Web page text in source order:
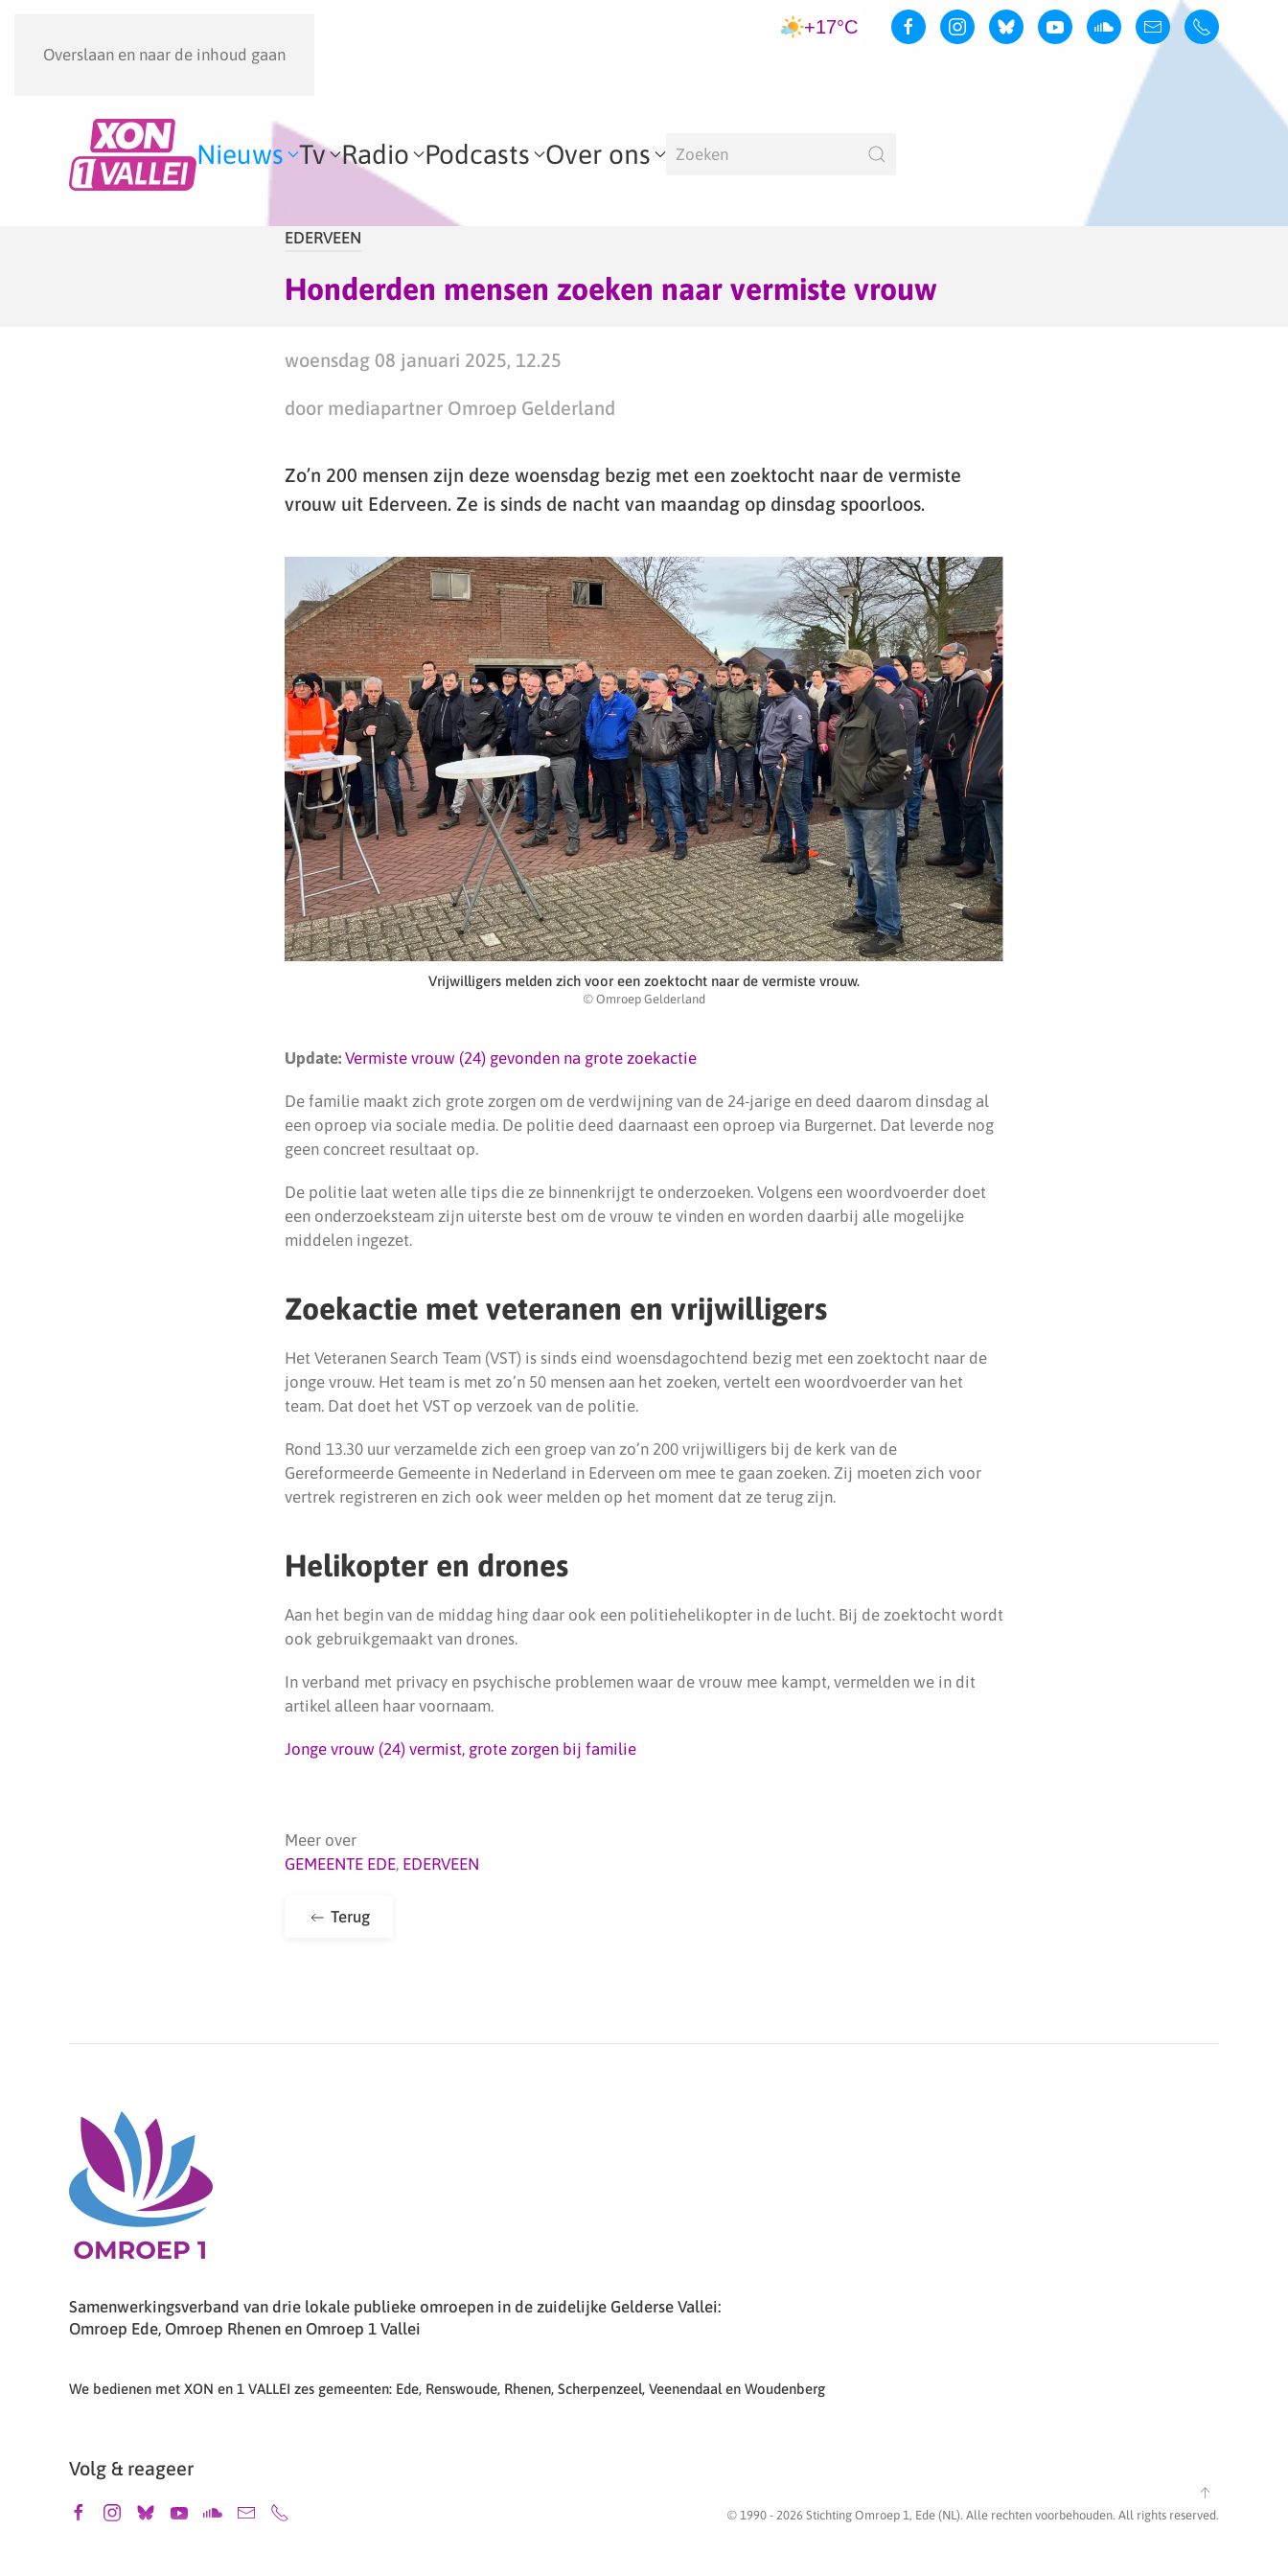
Overslaan en naar de inhoud gaan
+17°C
Nieuws Tv Radio Podcasts Over ons
EDERVEEN
Honderden mensen zoeken naar vermiste vrouw
woensdag 08 januari 2025, 12.25
door mediapartner Omroep Gelderland
Zo’n 200 mensen zijn deze woensdag bezig met een zoektocht naar de vermiste
vrouw uit Ederveen. Ze is sinds de nacht van maandag op dinsdag spoorloos.
Vrijwilligers melden zich voor een zoektocht naar de vermiste vrouw.
© Omroep Gelderland
Update: Vermiste vrouw (24) gevonden na grote zoekactie
De familie maakt zich grote zorgen om de verdwijning van de 24-jarige en deed daarom dinsdag al
een oproep via sociale media. De politie deed daarnaast een oproep via Burgernet. Dat leverde nog
geen concreet resultaat op.
De politie laat weten alle tips die ze binnenkrijgt te onderzoeken. Volgens een woordvoerder doet
een onderzoeksteam zijn uiterste best om de vrouw te vinden en worden daarbij alle mogelijke
middelen ingezet.
Zoekactie met veteranen en vrijwilligers
Het Veteranen Search Team (VST) is sinds eind woensdagochtend bezig met een zoektocht naar de
jonge vrouw. Het team is met zo’n 50 mensen aan het zoeken, vertelt een woordvoerder van het
team. Dat doet het VST op verzoek van de politie.
Rond 13.30 uur verzamelde zich een groep van zo’n 200 vrijwilligers bij de kerk van de
Gereformeerde Gemeente in Nederland in Ederveen om mee te gaan zoeken. Zij moeten zich voor
vertrek registreren en zich ook weer melden op het moment dat ze terug zijn.
Helikopter en drones
Aan het begin van de middag hing daar ook een politiehelikopter in de lucht. Bij de zoektocht wordt
ook gebruikgemaakt van drones.
In verband met privacy en psychische problemen waar de vrouw mee kampt, vermelden we in dit
artikel alleen haar voornaam.
Jonge vrouw (24) vermist, grote zorgen bij familie
Meer over
GEMEENTE EDE, EDERVEEN
Terug
Samenwerkingsverband van drie lokale publieke omroepen in de zuidelijke Gelderse Vallei:
Omroep Ede, Omroep Rhenen en Omroep 1 Vallei
We bedienen met XON en 1 VALLEI zes gemeenten: Ede, Renswoude, Rhenen, Scherpenzeel, Veenendaal en Woudenberg
Volg & reageer
© 1990 - 2026 Stichting Omroep 1, Ede (NL). Alle rechten voorbehouden. All rights reserved.